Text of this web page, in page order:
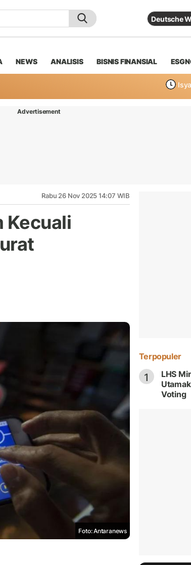
Deutsche
NEWS ANALISIS BISNIS FINANSIAL
Isya
Advertisement
Rabu 26 Nov 2025 14:07 WIB
Kecuali
Foto: Antaranews
Terpopuler
1
LHS
Voting